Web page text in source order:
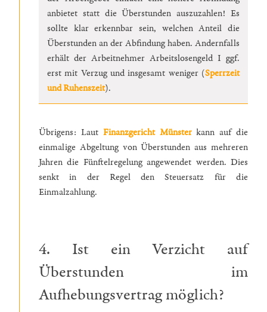
anbietet statt die Überstunden auszuzahlen! Es
sollte klar erkennbar sein, welchen Anteil die
Überstunden an der Abfindung haben. Andernfalls
erhält der Arbeitnehmer Arbeitslosengeld I ggf.
erst mit Verzug und insgesamt weniger (Sperrzeit
und Ruhenszeit).
Übrigens: Laut Finanzgericht Münsterkann auf die
einmalige Abgeltung von Überstunden aus mehreren
Jahren die Fünftelregelung angewendet werden. Dies
senkt in der Regel den Steuersatz für die
Einmalzahlung.
4. Ist ein Verzicht auf
Überstunden im
Aufhebungsvertrag möglich?